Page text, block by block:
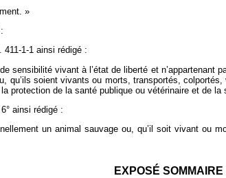
»
ainsi rédigé :
sensibilité vivant à l’état de liberté et
qu’ils soient vivants ou morts, transportés,
protection de la santé publique ou vétérinaire et de la
ainsi rédigé :
un animal sauvage ou, qu’il soit vivant ou
EXPOSÉ SOMMAIRE